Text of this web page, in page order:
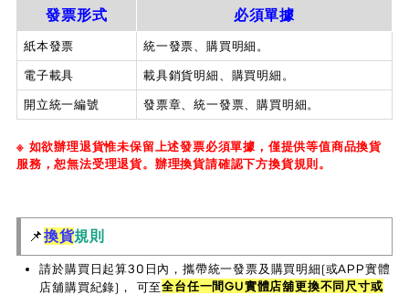
發票形式 必須單據
紙本發票
統一發票、購買明細。
電子載具
載具銷貨明細、購買明細。
開立統一編號
發票章、統一發票、購買明細。
※ 如欲辦理退貨惟未保留上述發票必須單據，僅提供等值商品換貨
服務，恕無法受理退貨。辦理換貨請確認下方換貨規則。
📌換貨規則
請於購買日起算30日內，攜帶統一發票及購買明細(或APP實體
店舖購買紀錄)， 可至全台任一間GU實體店舖更換不同尺寸或